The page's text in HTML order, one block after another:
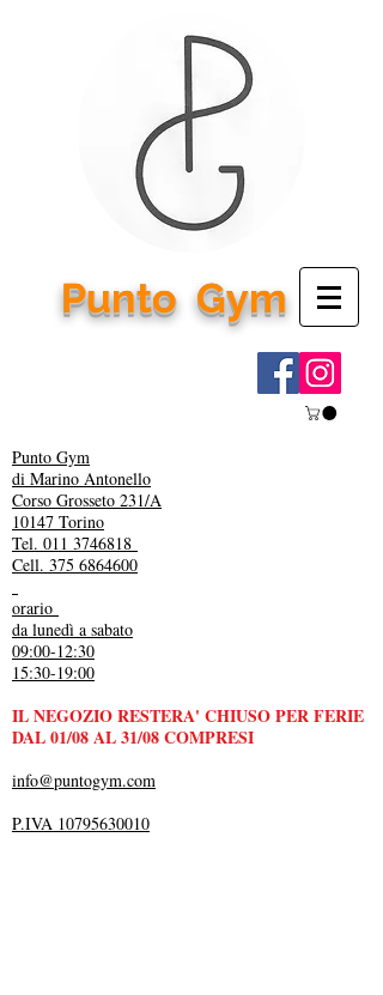
PuntoGym
Punto Gym
di Marino Antonello
Corso Grosseto 231/A
10147 Torino
Tel. 011 3746818
Cell. 375 6864600
orario
da lunedì a sabato
09:00-12:30
15:30-19:00
IL NEGOZIO RESTERA' CHIUSO PER FERIE
DAL 01/08 AL 31/08 COMPRESI
info@puntogym.com
P.IVA 10795630010